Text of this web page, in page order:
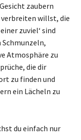
zaubern
willst, die
zuviel‘ sind
Atmosphäre zu
die dir
zu finden und
ein Lächeln zu
du einfach nur